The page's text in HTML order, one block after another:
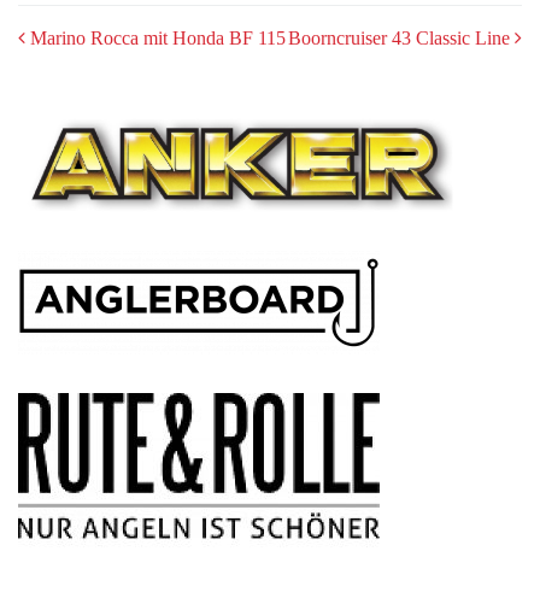
POST
Marino Rocca mit Honda BF 115Boorncruiser 43 Classic Line